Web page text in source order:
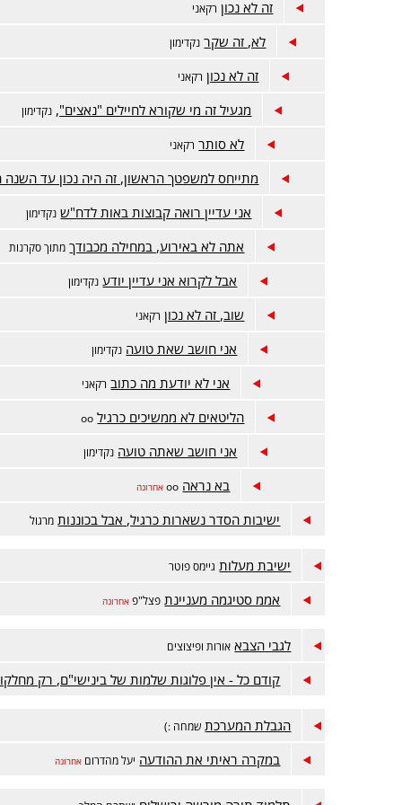
זה לא נכון רקאני
לא, זה שקר נקדימון
זה לא נכון רקאני
מגעיל זה מי שקורא לחיילים "נאצים", נקדימון
לא סותר רקאני
מתייחס למשפטך הראשון, זה היה נכון עד השנה
אני עדיין רואה קבוצות באות לדח"ש נקדימון
אתה לא באירוע, במחילה מכבודך מתוך סקרנות
אבל לקרוא אני עדיין יודע נקדימון
שוב, זה לא נכון רקאני
אני חושב שאת טועה נקדימון
אני לא יודעת מה כתוב רקאני
הליטאים לא ממשיכים כרגיל oo
אני חושב שאתה טועה נקדימון
בא נראה oo אחרונה
ישיבות הסדר נשארות כרגיל, אבל בכוננות מרגול
ישיבת מעלות גיימס פוטר
אממ סטיגמה מעניינת פצל"פ אחרונה
לגבי הצבא אורות ופיצוצים
קודם כל - אין פלוגות שלמות של בינישי"ם, רק
הגבלת המערכת שמחה :)
במקרה ראיתי את ההודעה יעל מהדרום אחרונה